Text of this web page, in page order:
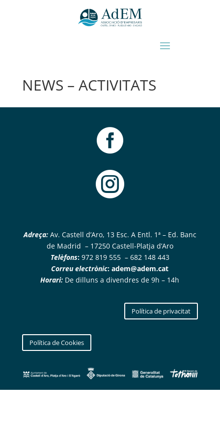
NEWS – ACTIVITATS


Adreça:Av. Castell d’Aro, 13 Esc. A Entl. 1ª – Ed. Banc
de Madrid – 17250 Castell-Platja d’Aro
Telèfons:972 819 555 – 682 148 443
Correu electrònic:adem@adem.cat
Horari: De dilluns a divendres de 9h – 14h
Política de privacitat
Política de Cookies